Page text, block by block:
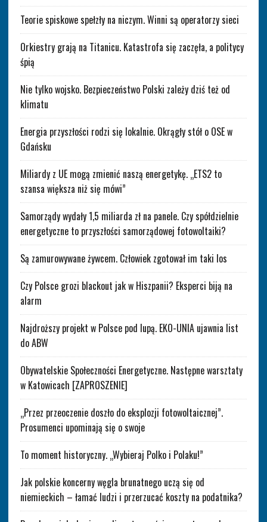
Teorie spiskowe spełzły na niczym. Winni są operatorzy sieci
Orkiestry grają na Titanicu. Katastrofa się zaczęła, a politycy
śpią
Nie tylko wojsko. Bezpieczeństwo Polski zależy dziś też od
klimatu
Energia przyszłości rodzi się lokalnie. Okrągły stół o OSE w
Gdańsku
Miliardy z UE mogą zmienić naszą energetykę. „ETS2 to
szansa większa niż się mówi”
Samorządy wydały 1,5 miliarda zł na panele. Czy spółdzielnie
energetyczne to przyszłości samorządowej fotowoltaiki?
Są zamurowywane żywcem. Człowiek zgotował im taki los
Czy Polsce grozi blackout jak w Hiszpanii? Eksperci biją na
alarm
Najdroższy projekt w Polsce pod lupą. EKO-UNIA ujawnia list
do ABW
Obywatelskie Społeczności Energetyczne. Następne warsztaty
w Katowicach [ZAPROSZENIE]
„Przez przeoczenie doszło do eksplozji fotowoltaicznej”.
Prosumenci upominają się o swoje
To moment historyczny. „Wybieraj Polko i Polaku!”
Jak polskie koncerny węgla brunatnego uczą się od
niemieckich – łamać ludzi i przerzucać koszty na podatnika?